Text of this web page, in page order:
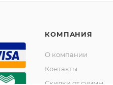
КОМПАНИЯ
О компании
Контакты
Скидки от суммы